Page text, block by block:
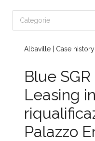
Categorie
Albaville | Case history
Blue
Leasing
Palazzo